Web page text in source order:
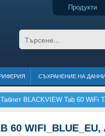
Продукти
СЪХРАНЕНИЕ НА ДАННИ
Таблет BLACKVIEW Tab 60 WiFi
60